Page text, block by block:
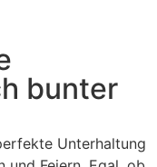
bunter
Unterhaltung